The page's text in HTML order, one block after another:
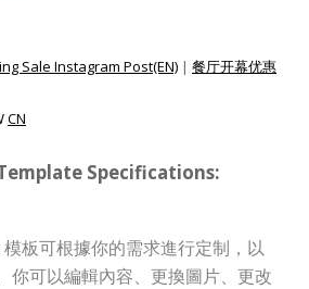
Sale Instagram Post(EN) | 餐厅开幕优惠
CN
Specifications:
板可根據你的需求進行定制，以
你可以編輯內容、更換圖片、更改